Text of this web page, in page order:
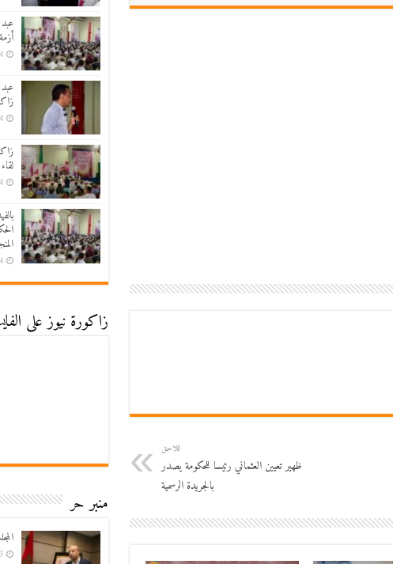
اللاحق
ظهير تعيين العثماني رئيسا للحكومة يصدر
بالجريدة الرسمية
4 أسابيع ago
4 أسابيع ago
4 أسابيع ago
4 أسابيع ago
زاكورة نيوز على
منبر حر
3 أيام ago